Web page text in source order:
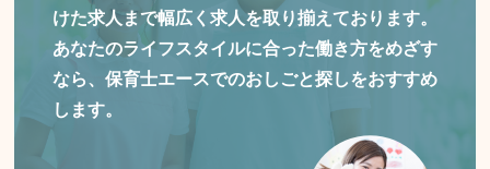
けた求人まで幅広く求人を取り揃えております。
あなたのライフスタイルに合った働き方をめざす
なら、保育士エースでのおしごと探しをおすすめ
します。